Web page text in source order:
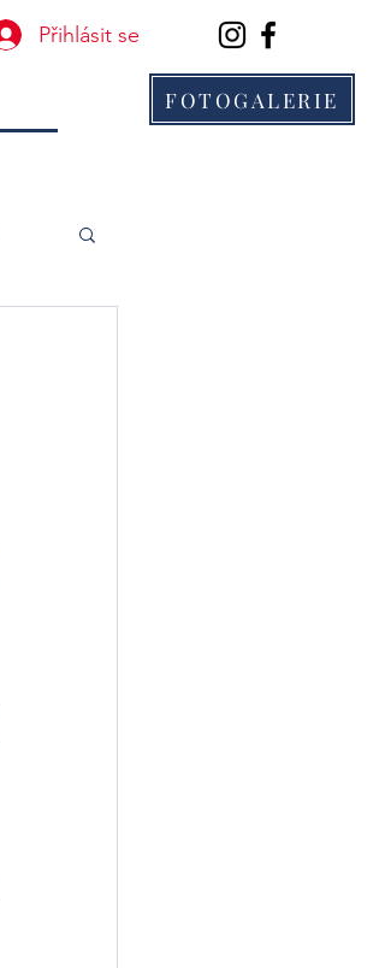
FOTOGALERIE
Přihlásit se